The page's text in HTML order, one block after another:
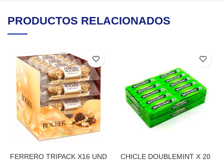
PRODUCTOS RELACIONADOS
FERRERO TRIPACK X16 UND
CHICLE DOUBLEMINT X 20